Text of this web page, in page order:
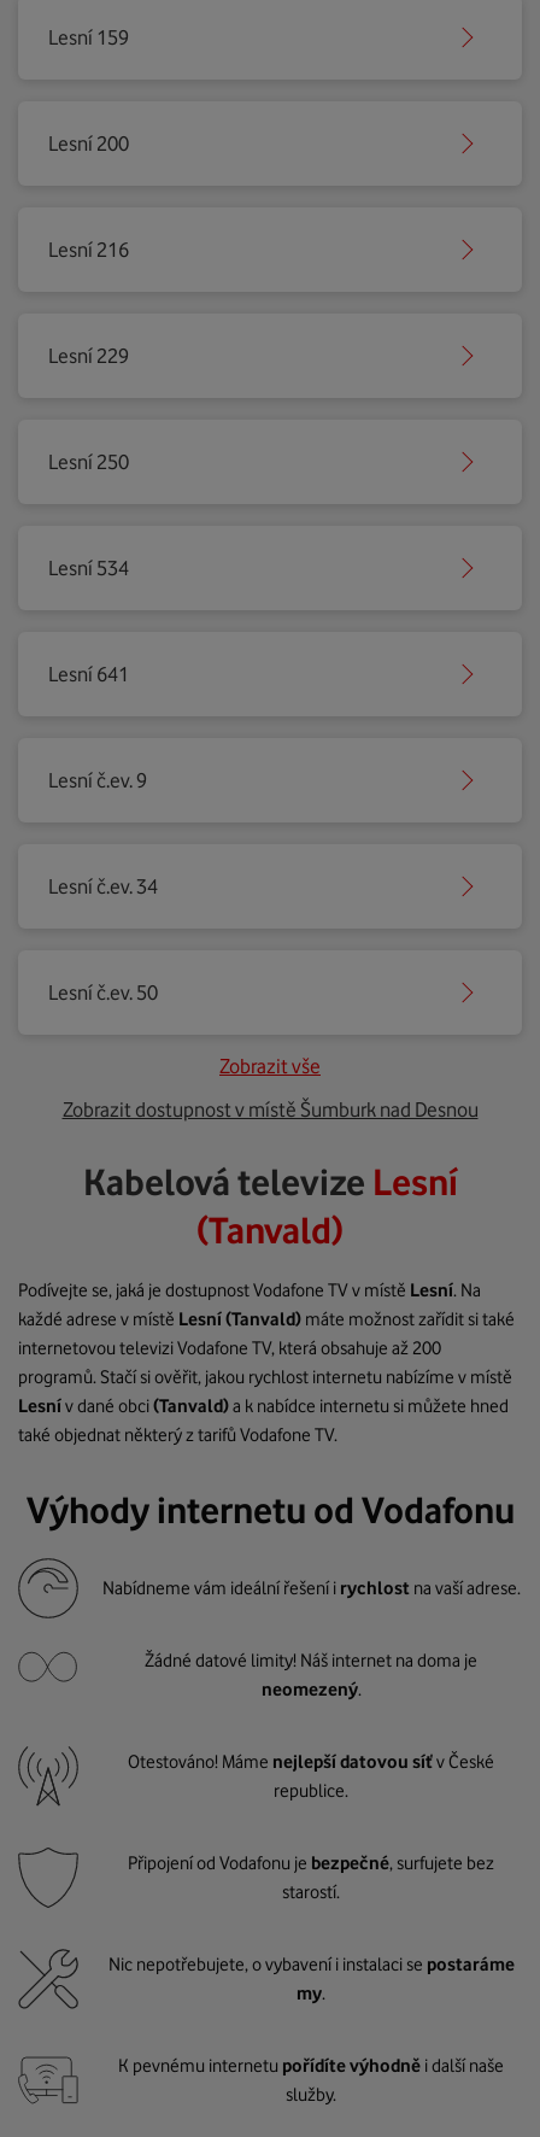
Lesní 159
Lesní 200
Lesní 216
Lesní 229
Lesní 250
Lesní 534
Lesní 641
Lesní č.ev. 9
Lesní č.ev. 34
Lesní č.ev. 50
Zobrazit vše
Zobrazit dostupnost v místě Šumburk nad Desnou
Kabelová televize Lesní
(Tanvald)
Podívejte se, jaká je dostupnost Vodafone TV v místě Lesní. Na
každé adrese v místě Lesní(Tanvald) máte možnost zařídit si také
internetovou televizi Vodafone TV, která obsahuje až 200
programů. Stačí si ověřit, jakou rychlost internetu nabízíme v místě
Lesnív dané obci(Tanvald)a k nabídce internetu si můžete hned
také objednat některý z tarifů Vodafone TV.
Výhody internetu od Vodafonu
Nabídneme vám ideální řešení i rychlost na vaší adrese.
Žádné datové limity! Náš internet na doma je
neomezený.
Otestováno! Máme nejlepší datovou síťv České
republice.
Připojení od Vodafonu je bezpečné, surfujete bez
starostí.
Nic nepotřebujete, o vybavení i instalaci se postaráme
my.
K pevnému internetu pořídíte výhodně i další naše
služby.